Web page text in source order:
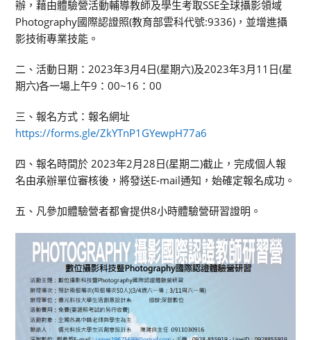
辦，藉由體驗營活動輔導教師及學生考取SSE全球攝影領域
Photography國際認證照(教育部雲科代號:9336)，並增進攝
影技術專業技能。
二、活動日期：2023年3月4日(星期六)及2023年3月11日(星
期六)各一場上午9：00~16：00
三、報名方式：報名網址
https://forms.gle/ZkYTnP1GYewpH77a6
四、報名時間於 2023年2月28日(星期二)截止，完成個人報
名由承辦單位審核後，將發送E-mail通知，始確定報名成功。
五、凡參加體驗營者都會提供8小時體驗營研習證明。